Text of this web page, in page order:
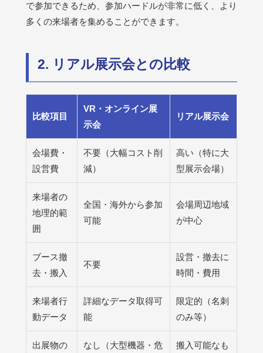
で参加できるため、参加ハードルが非常に低く、より
多くの来場者を集めることができます。
2. リアル展示会との比較
比較項目
VR・オンライン展
示会
リアル展示会
会場費・
設営費
不要（大幅コスト削
減）
高い（特に大
型展示会場）
来場者の
地理的範
囲
全国・海外から参加
可能
会場周辺地域
が中心
ブース撤
去・搬入
不要
設営・撤去に
時間・費用
来場者行
動データ
詳細なデータ取得可
能
限定的（名刺
のみ等）
出展物の なし（大型機器・危 搬入可能なも